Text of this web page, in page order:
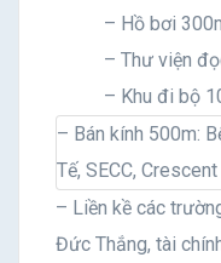
– Hồ bơi
– Thư viện
– Khu đi bộ
– Bán kính 500m:
Tế, SECC,
– Liền kề các
Đức Thắng, tài